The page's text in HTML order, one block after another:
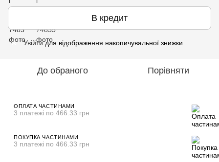
В кредит
% Увійтидля відображення накопичувальної знижки
До обраного Порівняти
ОПЛАТА ЧАСТИНАМИ
3 платежі по 466.33 грн
ПОКУПКА ЧАСТИНАМИ
3 платежі по 466.33 грн